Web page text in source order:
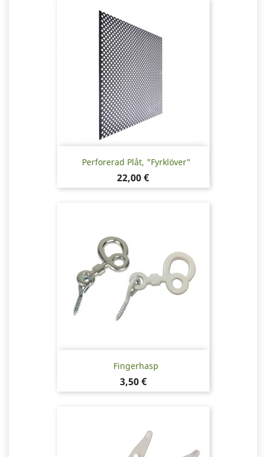
Perforerad Plåt, "Fyrklöver"
Pris
22,00 €
Fingerhasp
Pris
3,50 €